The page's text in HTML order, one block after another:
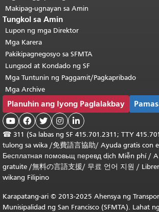
Makipag-ugnayan sa Amin
Tungkol sa Amin
Lupon ng mga Direktor
Mga Karera
Pakikipagnegosyo sa SFMTA
Lungsod at Kondado ng SF
Mga Tuntunin ng Paggamit/Pagkapribado
Mga Archive
Planuhin ang Iyong Paglalakbay
    
☎ 311 (Sa labas ng SF 415.701.2311; TTY
tulong sa wika /免費語言協助/ Ayuda gratis con
Бесплатная помовьщ перевд dịch Miễn phí/
gratuite /無料の言語支援/ 무료 언어 지원 /
wikang Filipino
Karapatang-ari © 2013-2025 Ahensya ng
Munisipalidad ng San Francisco (SFMTA). Lahat